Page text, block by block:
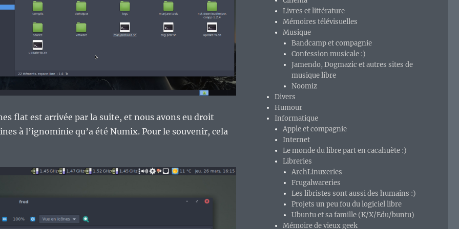
flat est arrivée par la suite, et nous avons eu droit
à l’ignominie qu’a été Numix. Pour le souvenir, cela
Livres et littérature
Mémoires télévisuelles
Musique
Bandcamp et compagnie
Confession musicale :)
Jamendo, Dogmazic et autres sites de
musique libre
Noomiz
Divers
Humour
Informatique
Apple et compagnie
Internet
Le monde du libre part en cacahuète :)
Libreries
ArchLinuxeries
Frugalwareries
Les libristes sont aussi des humains :)
Projets un peu fou du logiciel libre
Ubuntu et sa famille (K/X/Edu/buntu)
Mémoire de vieux geek